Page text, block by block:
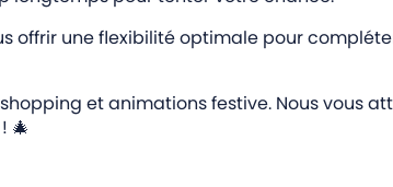
offrir une flexibilité optimale pour
et animations festive. Nous vous
🎄